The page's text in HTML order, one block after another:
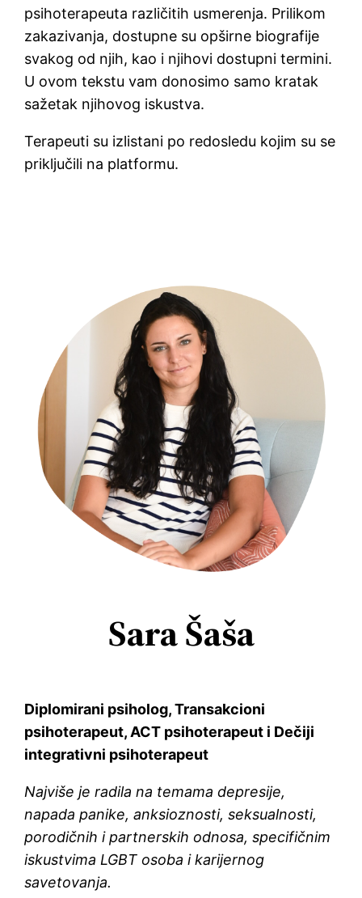
psihoterapeuta različitih usmerenja. Prilikom
zakazivanja, dostupne su opširne biografije
svakog od njih, kao i njihovi dostupni termini.
U ovom tekstu vam donosimo samo kratak
sažetak njihovog iskustva.
Terapeuti su izlistani po redosledu kojim su se
priključili na platformu.
Sara Šaša
Diplomirani psiholog, Transakcioni
psihoterapeut, ACT psihoterapeut i Dečiji
integrativni psihoterapeut
Najviše je radila na temama depresije,
napada panike, anksioznosti, seksualnosti,
porodičnih i partnerskih odnosa, specifičnim
iskustvima LGBT osoba i karijernog
savetovanja.